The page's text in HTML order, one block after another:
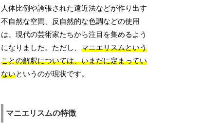
人体比例や誇張された遠近法などが作り出す
不自然な空間、反自然的な色調などの使用
は、現代の芸術家たちから注目を集めるよう
になりました。ただし、マニエリスムという
ことの解釈については、いまだに定まってい
ないというのが現状です。
マニエリスムの特徴